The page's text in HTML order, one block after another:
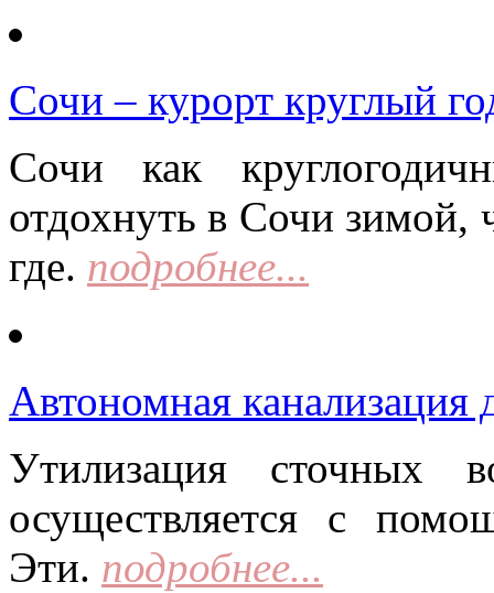
Сочи – курорт круглый
Сочи как
отдохнуть в Сочи зимой,
где. подробнее...
Автономная канализация
Утилизация сточных
осуществляется с
Эти. подробнее...